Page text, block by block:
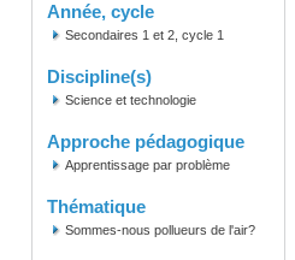
Année, cycle
Secondaires 1 et 2, cycle 1
Discipline(s)
Science et technologie
Approche pédagogique
Apprentissage par problème
Thématique
Sommes-nous pollueurs de l'air?